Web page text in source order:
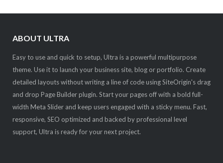
ABOUT ULTRA
Easy to use and quick to setup, Ultra is a powerful multipurpose
theme. Use it to launch your business site, blog or portfolio. Create
detailed layouts without writing a line of code using SiteOrigin's drag
and drop Page Builder plugin. Start your pages off with a bold full-
width Meta Slider and keep users engaged with a sticky menu. Fast,
responsive, SEO optimized and backed by professional level
support, Ultra is ready for your next project.